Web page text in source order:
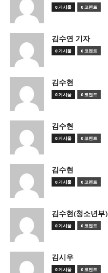
0 게시물 0 코멘트
김수연 기자
0 게시물 0 코멘트
김수현
0 게시물 0 코멘트
김수현
0 게시물 0 코멘트
김수현
0 게시물 0 코멘트
김수현(청소년부)
0 게시물 0 코멘트
김시우
0 게시물 0 코멘트